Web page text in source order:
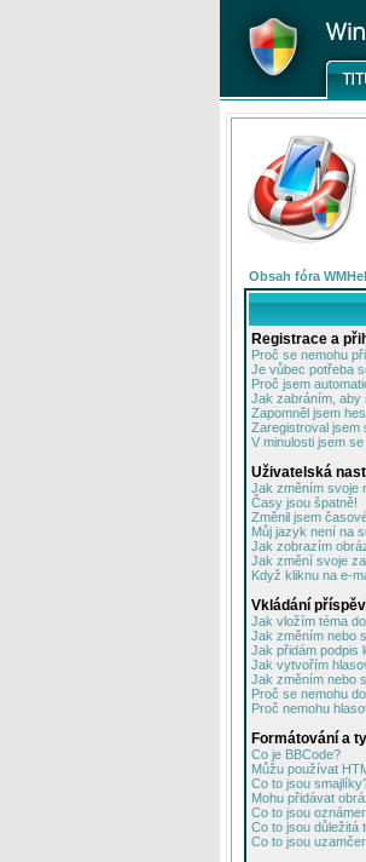
Obsah fóra
Registrace a
Proč se nemohu
Je vůbec potřeba
Proč jsem
Jak zabráním, aby
Zapomněl jsem
Zaregistroval jsem
V minulosti jsem
Uživatelská
Jak změním svoje
Časy jsou špatně!
Změnil jsem
Můj jazyk není na
Jak zobrazím
Jak změní svoje
Když kliknu na e-
Vkládání
Jak vložím téma
Jak změním nebo
Jak přidám podpis
Jak vytvořím
Jak změním nebo
Proč se nemohu
Proč nemohu
Formátování a
Co je BBCode?
Můžu používat
Co to jsou
Mohu přidávat
Co to jsou
Co to jsou důležitá
Co to jsou